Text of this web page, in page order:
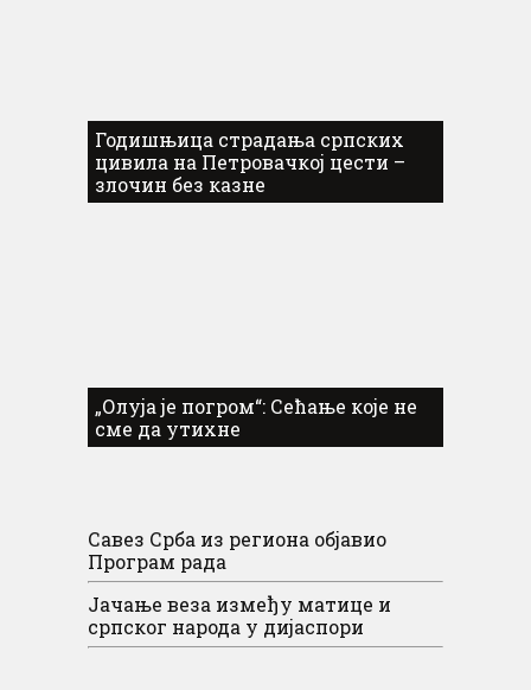
Годишњица страдања српских
цивила на Петровачкој цести –
злочин без казне
„Олуја је погром“: Сећање које не
сме да утихне
Савез Срба из региона објавио
Програм рада
Јачање веза између матице и
српског народа у дијаспори